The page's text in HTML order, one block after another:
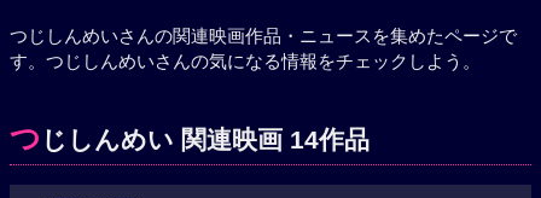
つじしんめいさんの関連映画作品・ニュースを集めたページで
す。つじしんめいさんの気になる情報をチェックしよう。
つ じしんめい 関連映画 14作品